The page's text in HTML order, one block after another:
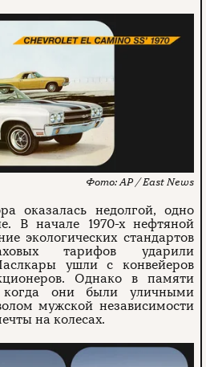
AP / East News
оказалась недолгой, одно
В начале 1970-х нефтяной
экологических стандартов
тарифов ударили
ушли с конвейеров
Однако в памяти
когда они были уличными
мужской независимости
на колесах.